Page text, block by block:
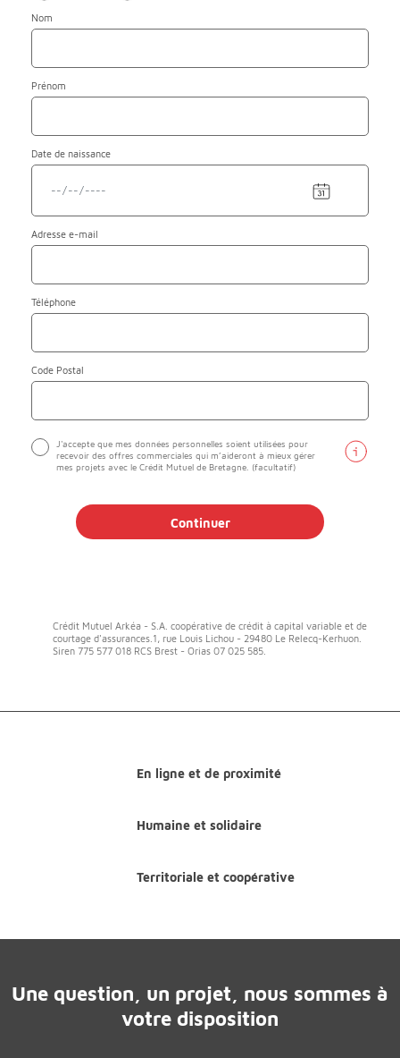
Nom
Prénom
Date de naissance
Adresse e-mail
Téléphone
Code Postal
J'accepte que mes données personnelles soient utilisées pour
recevoir des offres commerciales qui m’aideront à mieux gérer
mes projets avec le Crédit Mutuel de Bretagne. (facultatif)
Continuer
Crédit Mutuel Arkéa - S.A. coopérative de crédit à capital variable et de
courtage d'assurances.1, rue Louis Lichou - 29480 Le Relecq-Kerhuon.
Siren 775 577 018 RCS Brest - Orias 07 025 585.
En ligne et de proximité
Humaine et solidaire
Territoriale et coopérative
Une question, un projet, nous sommes à
votre disposition